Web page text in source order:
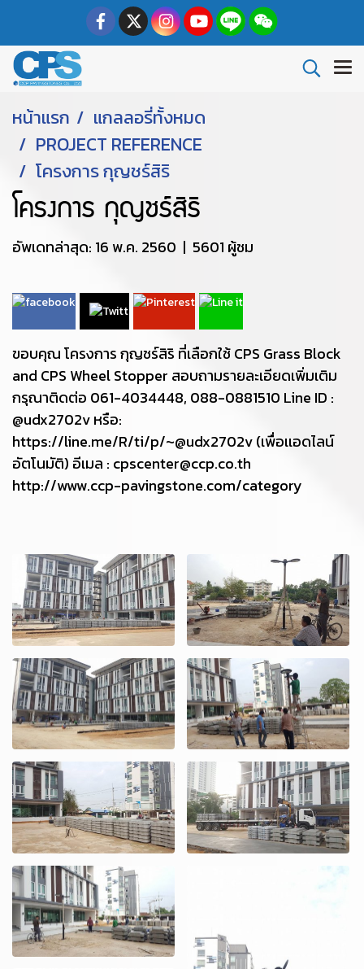
หน้าแรก
แกลลอรี่ทั้งหมด
PROJECT REFERENCE
โครงการ กุญชร์สิริ
โครงการ กุญชร์สิริ
อัพเดทล่าสุด: 16 พ.ค. 2560 | 5601 ผู้ชม
ขอบคุณ โครงการ กุญชร์สิริ ที่เลือกใช้ CPS Grass Block
and CPS Wheel Stopper สอบถามรายละเอียดเพิ่มเติม
กรุณาติดต่อ 061-4034448, 088-0881510 Line ID :
@udx2702v หรือ:
https://line.me/R/ti/p/~@udx2702v (เพื่อเเอดไลน์
อัตโนมัติ) อีเมล : cpscenter@ccp.co.th
http://www.ccp-pavingstone.com/category